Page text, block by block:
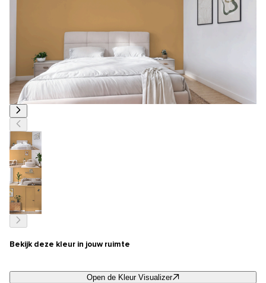
Bekijk deze kleur in jouw ruimte
Open de Kleur Visualizer